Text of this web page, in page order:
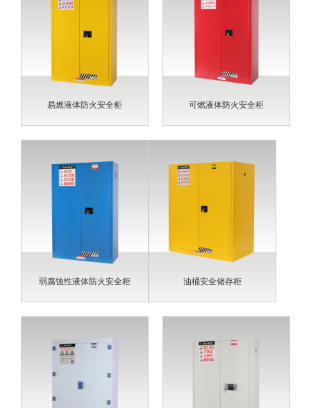
易燃液体防火安全柜 可燃液体防火安全柜
弱腐蚀性液体防火安全柜 油桶安全储存柜